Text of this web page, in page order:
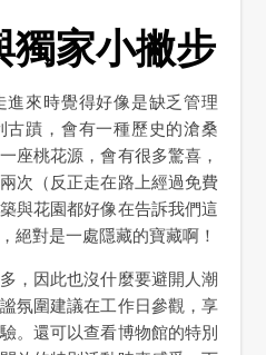
獨家小撇步
進來時覺得好像是缺乏管理
蹟，會有一種歷史的滄桑
座桃花源，會有很多驚喜，
次（反正走在路上經過免費
與花園都好像在告訴我們這
絕對是一處隱藏的寶藏啊！
，因此也沒什麼要避開人潮
氛圍建議在工作日參觀，享
。還可以查看博物館的特別